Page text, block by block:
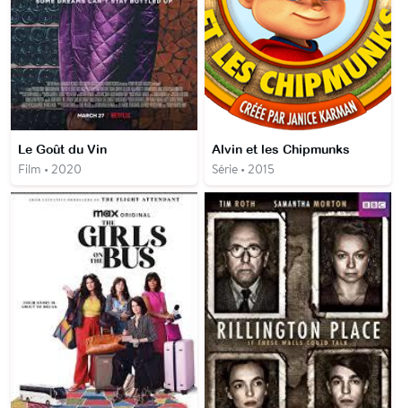
Le Goût du Vin
Film • 2020
Alvin et les Chipmunks
Série • 2015